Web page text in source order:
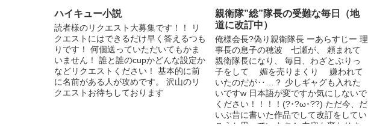
すのでよろしくです!
ハイキュー小説
読者様のリクエスト大募集です！！ リ
クエストにはできるだけ早く答えるつも
りです！ 何個送っていただいてもかま
いません！ 誰と誰のcupかどんな設定か
などリクエストください！ 基本的に前
に名前がある人が攻めです。 沢山のリ
クエストお待ちしております
親衛隊”総”隊長の受難な毎日（地
道に改訂中）
俺様会長?偽り親衛隊長 ーあらすじー 理
事長の息子の穂波 七瀬が、 頼まれて
親衛隊長になり、 毎日、わざとぶりっ
子をして 媚を売りまくり 嫌われて
いたのだが‥…？ 少しギャグも入れた
いですw 日本語が変ですか気にしないで
ください！！！！(?･?ω･??) ただ今、だ
いぶ昔に書いた作品でして改訂をしてい
こうと思っています！ 内容も変わりま